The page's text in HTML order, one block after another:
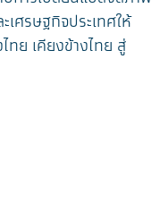
เศรษฐกิจประเทศให้
ทย เคียงข้างไทย สู่